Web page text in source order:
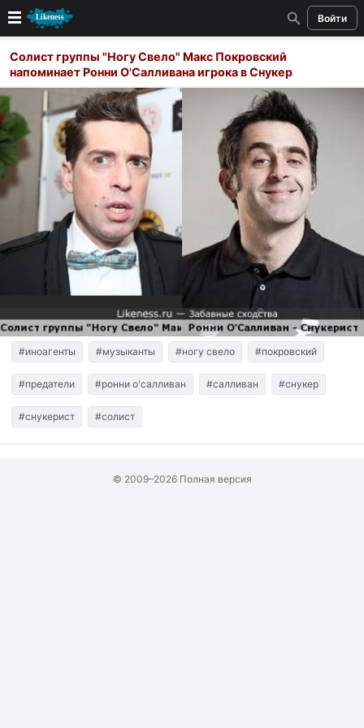
Войти
Новые
Лучшие
Голосование
Кандидаты
Случайное сходство 👍
Создать сходство
Для публикации необходима авторизация
Поиск
Солист группы "Ногу Свело" Макс Покровский
напоминает Ронни О'Салливана игрока в Снукер
#иноагенты #музыканты #ногу свело #покровский
#предатели #ронни о'салливан #салливан #снукер
#снукерист #солист
© 2009–2026 Полная версия